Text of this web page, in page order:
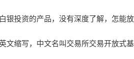
银投资的产品，没有深度了解，怎能
文缩写，中文名叫交易所交易开放式